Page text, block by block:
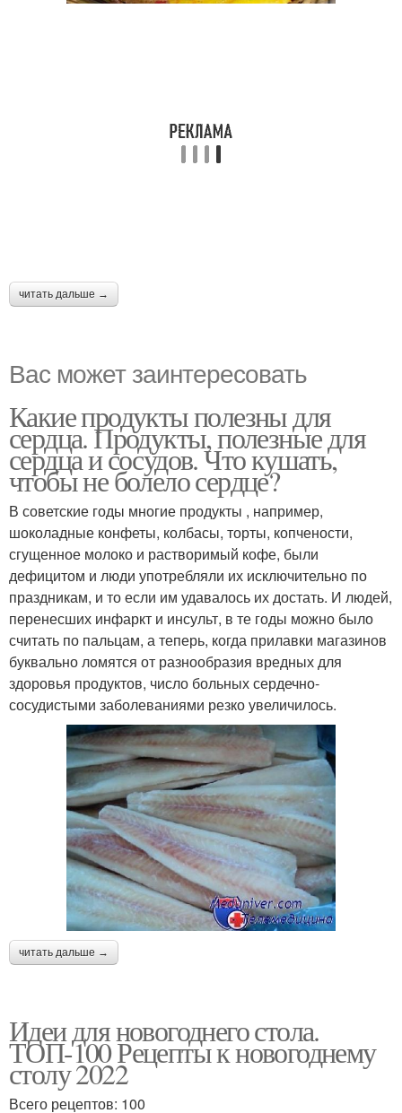
читать дальше →
Вас может заинтересовать
Какие продукты полезны для
сердца. Продукты, полезные для
сердца и сосудов. Что кушать,
чтобы не болело сердце?
В советские годы многие продукты , например,
шоколадные конфеты, колбасы, торты, копчености,
сгущенное молоко и растворимый кофе, были
дефицитом и люди употребляли их исключительно по
праздникам, и то если им удавалось их достать. И людей,
перенесших инфаркт и инсульт, в те годы можно было
считать по пальцам, а теперь, когда прилавки магазинов
буквально ломятся от разнообразия вредных для
здоровья продуктов, число больных сердечно-
сосудистыми заболеваниями резко увеличилось.
читать дальше →
Идеи для новогоднего стола.
ТОП-100 Рецепты к новогоднему
столу 2022
Всего рецептов: 100